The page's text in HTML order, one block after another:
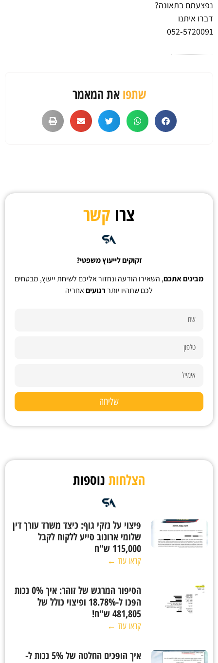
נפצעתם בתאונה?
דברו איתנו
052-5720091
שתפואת המאמר
צרו קשר
זקוקים לייעוץ משפטי?
מבינים אתכם, השאירו הודעה ונחזור אליכם לשיחת ייעוץ, מבטחים
לכם שתהיו יותררגועיםאחריה
שליחה
הצלחות נוספות
פיצוי על נזקי גוף: כיצד משרד עורך דין
שלומי ארונוב סייע ללקוח לקבל
115,000 ש"ח
קראו עוד ←
הסיפור המרגש של זוהר: איך 0% נכות
הפכו ל-18.78% ופיצוי כולל של
481,805 ש"ח!
קראו עוד ←
איך הופכים החלטה של 5% נכות ל-